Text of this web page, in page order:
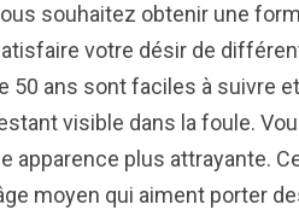
souhaitez obtenir une
votre désir de
50 ans sont faciles à suivre
visible dans la foule.
apparence plus attrayante.
moyen qui aiment porter